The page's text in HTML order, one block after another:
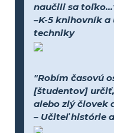
naučili sa
–K-5 knihovník
techniky
"Robím časovú
[študentov]
alebo zlý človek
– Učiteľ histórie